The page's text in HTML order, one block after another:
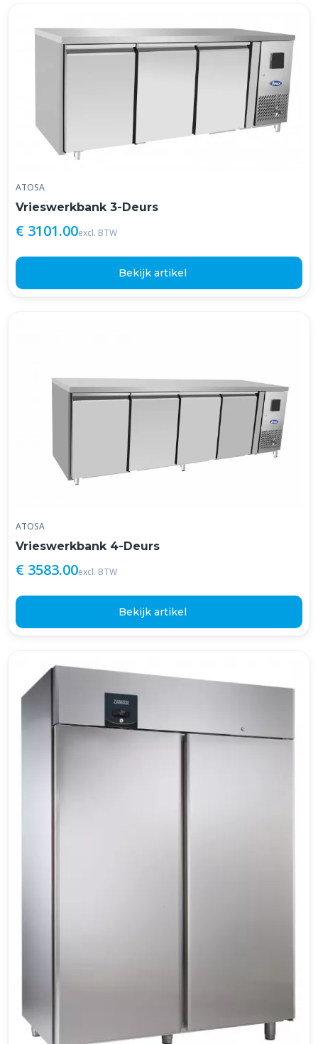
ATOSA
Vrieswerkbank 3-Deurs
€ 3101.00excl. BTW
Bekijk artikel
ATOSA
Vrieswerkbank 4-Deurs
€ 3583.00excl. BTW
Bekijk artikel